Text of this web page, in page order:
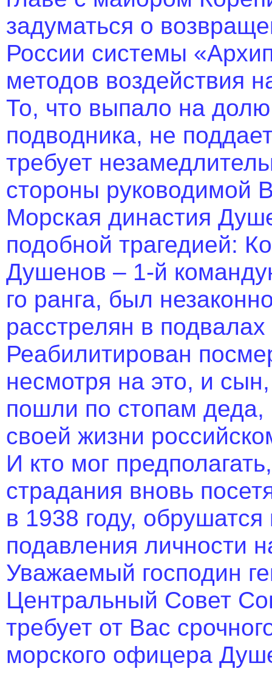
задуматься о
России системы
методов воздействия
То, что выпало на
подводника, не
требует
стороны руководимой
Морская династия
подобной трагедией:
Душенов – 1-й
го ранга, был
расстрелян в
Реабилитирован
несмотря на это, и
пошли по стопам
своей жизни
И кто мог
страдания вновь
в 1938 году,
подавления личности
Уважаемый господин
Центральный Совет
требует от Вас
морского офицера